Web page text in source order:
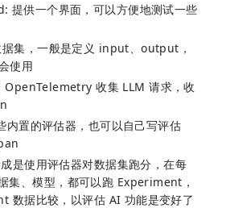
供一个界面，可以方便地测试一些
集，一般是定义 input、output，
使用
收集 LLM 请求，收
置的评估器，也可以自己写评估
是使用评估器对数据集跑分，在每
集、模型，都可以跑 Experiment，
数据比较，以评估 AI 功能是变好了